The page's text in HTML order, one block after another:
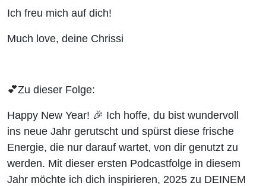
Ich freu mich auf dich!
Much love, deine Chrissi
💕Zu dieser Folge:
Happy New Year! 🎉 Ich hoffe, du bist wundervoll
ins neue Jahr gerutscht und spürst diese frische
Energie, die nur darauf wartet, von dir genutzt zu
werden. Mit dieser ersten Podcastfolge in diesem
Jahr möchte ich dich inspirieren, 2025 zu DEINEM